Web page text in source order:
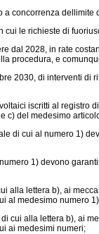
concorrenza
le richieste di
2028, in rate
procedura, e
di interventi
iscritti al registro
c) del medesimo
cui al numero 1)
1) devono
lettera b), ai
al medesimo numero
alla lettera b), ai
ai medesimi numeri;